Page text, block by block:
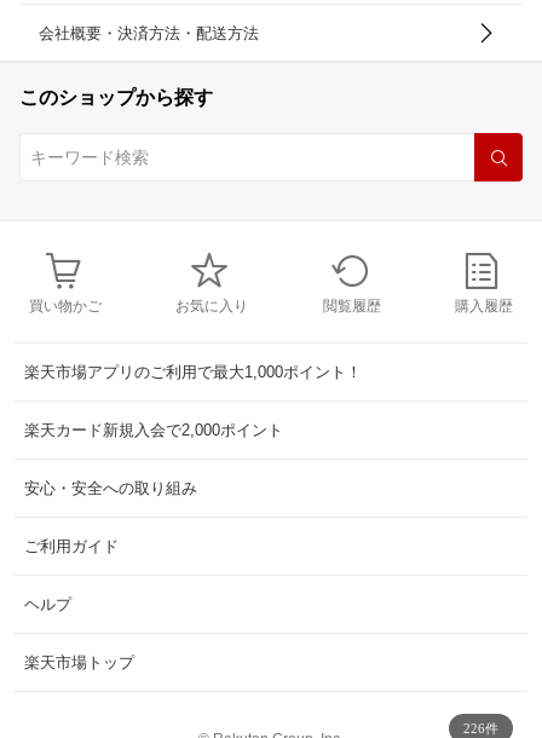
226件
会社概要・決済方法・配送方法
このショップから探す
買い物かご お気に入り 閲覧履歴 購入履歴
楽天市場アプリのご利用で最大1,000ポイント！
楽天カード新規入会で2,000ポイント
安心・安全への取り組み
ご利用ガイド
ヘルプ
楽天市場トップ